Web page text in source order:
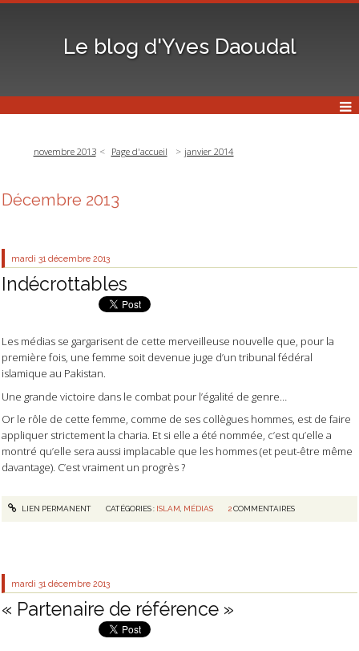
Le blog d'Yves Daoudal
novembre 2013 Page d'accueil janvier 2014
Décembre 2013
mardi 31 décembre 2013
Indécrottables
Les médias se gargarisent de cette merveilleuse nouvelle que, pour la
première fois, une femme soit devenue juge d’un tribunal fédéral
islamique au Pakistan.
Une grande victoire dans le combat pour l’égalité de genre…
Or le rôle de cette femme, comme de ses collègues hommes, est de faire
appliquer strictement la charia. Et si elle a été nommée, c’est qu’elle a
montré qu’elle sera aussi implacable que les hommes (et peut-être même
davantage). C’est vraiment un progrès ?
LIEN PERMANENT CATÉGORIES : ISLAM MÉDIAS 2COMMENTAIRES
mardi 31 décembre 2013
« Partenaire de référence »